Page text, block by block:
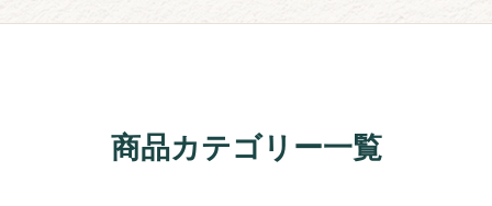
商品カテゴリー一覧